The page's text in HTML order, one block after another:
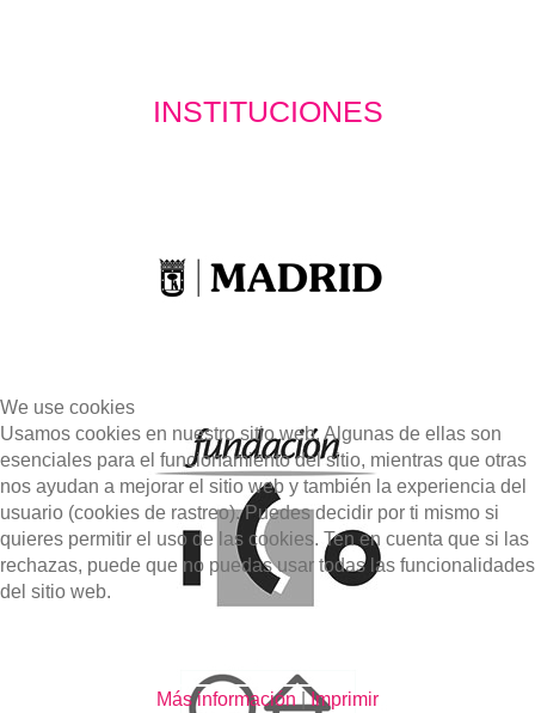
INSTITUCIONES
We use cookies
Usamos cookies en nuestro sitio web. Algunas de ellas son
esenciales para el funcionamiento del sitio, mientras que otras
nos ayudan a mejorar el sitio web y también la experiencia del
usuario (cookies de rastreo). Puedes decidir por ti mismo si
quieres permitir el uso de las cookies. Ten en cuenta que si las
rechazas, puede que no puedas usar todas las funcionalidades
del sitio web.
Más información|Imprimir